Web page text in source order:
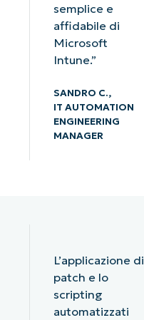
semplice e
affidabile di
Microsoft
Intune.”
SANDRO C.,
IT AUTOMATION
ENGINEERING
MANAGER
L’applicazione di
patch e lo
scripting
automatizzati